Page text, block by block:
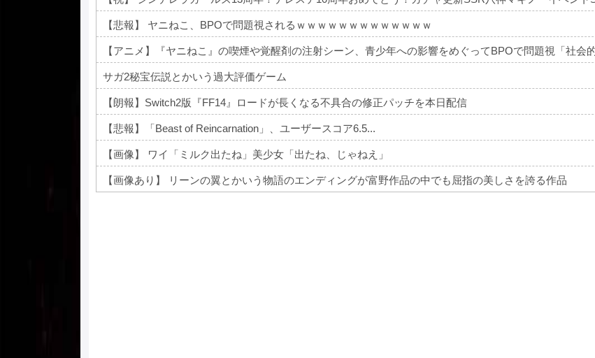
【悲報】 ヤニねこ、BPOで問題視されるｗｗｗｗｗｗｗｗｗｗｗｗｗ
サガ2秘宝伝説とかいう過大評価ゲーム
【朗報】Switch2版『FF14』ロードが長くなる不具合の修正パッチを本日配信
【悲報】「Beast of Reincarnation」、ユーザースコア6.5...
【画像】 ワイ「ミルク出たね」美少女「出たね、じゃねえ」
【画像あり】 リーンの翼とかいう物語のエンディングが富野作品の中でも屈指の美しさを誇る作品